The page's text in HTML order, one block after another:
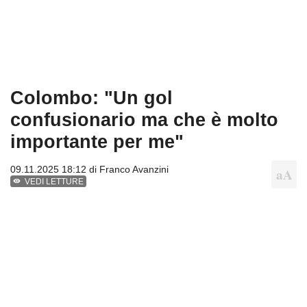
Colombo: "Un gol
confusionario ma che è molto
importante per me"
09.11.2025 18:12 di Franco Avanzini
VEDI LETTURE